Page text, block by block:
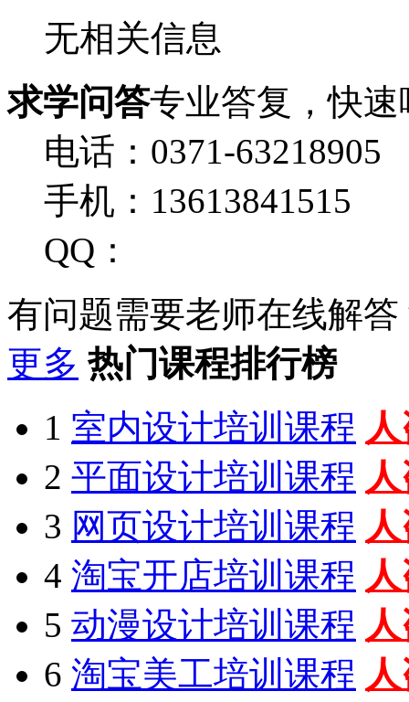
无相关信息
求学问答专业答复，快速
电话：0371-63218905
手机：13613841515
QQ：
有问题需要老师在线解答
更多 热门课程排行榜
1 室内设计培训课程
2 平面设计培训课程
3 网页设计培训课程
4 淘宝开店培训课程
5 动漫设计培训课程
6 淘宝美工培训课程